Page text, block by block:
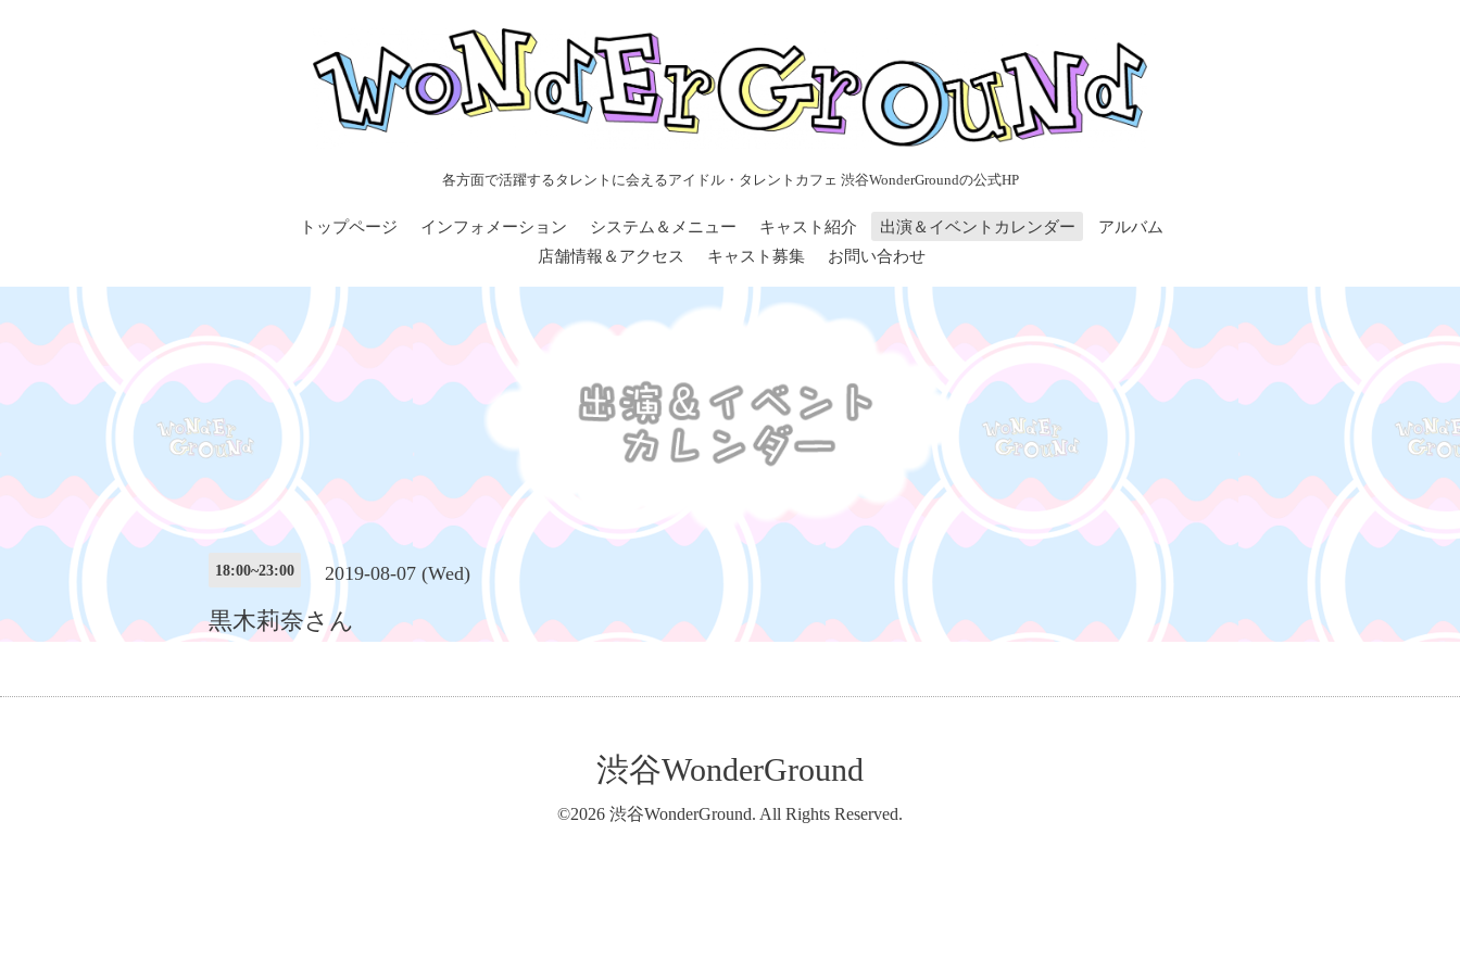
各方面で活躍するタレントに会えるアイドル・タレントカフェ 渋谷WonderGroundの公式HP
トップページ インフォメーション システム＆メニュー キャスト紹介 出演＆イベントカレンダー
アルバム
店舗情報＆アクセス
キャスト募集 お問い合わせ
18:00~23:00 2019-08-07 (Wed)
黒木莉奈さん
渋谷WonderGround
©2026 渋谷WonderGround. All Rights Reserved.